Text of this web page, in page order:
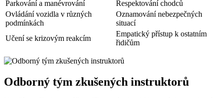
Parkování a manévrování
Respektování chodců
Ovládání vozidla v různých
podmínkách
Oznamování nebezpečných
situací
Učení se krizovým reakcím
Empatický přístup k ostatním
řidičům
Odborný tým zkušených instruktorů